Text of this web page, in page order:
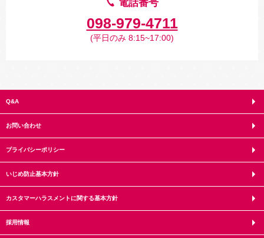
電話番号
098-979-4711
(平日のみ 8:15~17:00)
Q&A
お問い合わせ
プライバシーポリシー
いじめ防止基本方針
カスタマーハラスメントに関する基本方針
採用情報